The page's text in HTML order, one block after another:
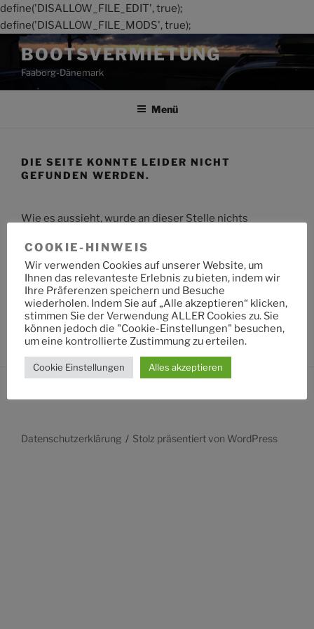
define('DISALLOW_FILE_EDIT', true);
define('DISALLOW_FILE_MODS', true);
Zum
Inhalt
springen
BOOTSVERMIETUNG
Faaborg-Dänemark
Menü
DIE SEITE KONNTE LEIDER NICHT
GEFUNDEN WERDEN.
Wie es aussieht, wurde an dieser Stelle nichts
Suche
nach:
Datenschutzerklärung Stolz präsentiert von WordPress
COOKIE-HINWEIS
Wir verwenden Cookies auf unserer Website, um
Ihnen das relevanteste Erlebnis zu bieten, indem wir
Ihre Präferenzen speichern und Besuche
wiederholen. Indem Sie auf „Alle akzeptieren“ klicken,
stimmen Sie der Verwendung ALLER Cookies zu. Sie
können jedoch die "Cookie-Einstellungen" besuchen,
um eine kontrollierte Zustimmung zu erteilen.
Cookie Einstellungen Alles akzeptieren